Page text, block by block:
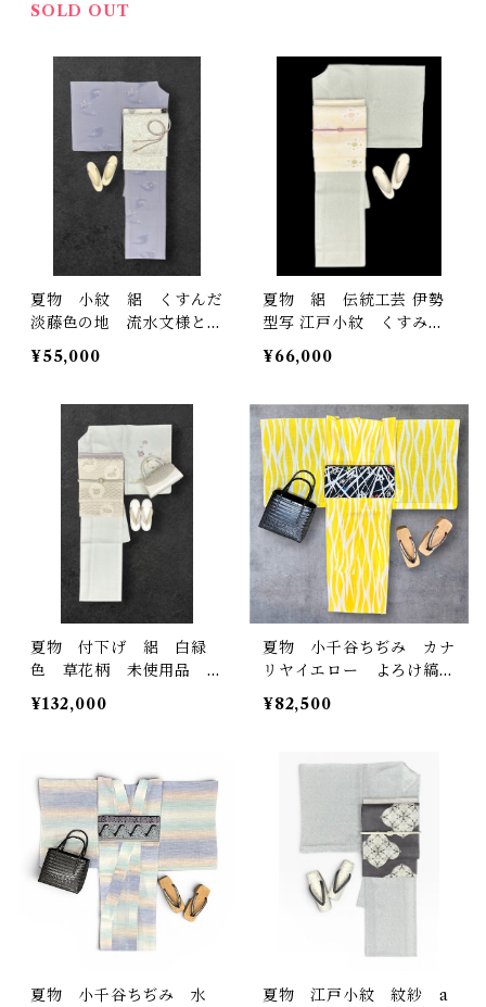
SOLD OUT
夏物 小紋 絽 くすんだ
淡藤色の地 流水文様と抽
象的な水鳥のような素敵な
お柄 裄丈 70㎝ K6977
¥55,000
夏物 絽 伝統工芸 伊勢
型写 江戸小紋 くすみの
ある裏葉柳色 大小あら
れ 反端 しつけ糸つき
¥66,000
夏物 付下げ 絽 白緑
色 草花柄 未使用品 裄
丈 68.5㎝ K6932
¥132,000
夏物 小千谷ちぢみ カナ
リヤイエロー よろけ縞
お仕立て品 証紙あり 裄
丈 71㎝ K7039
¥82,500
夏物 小千谷ちぢみ 水
夏物 江戸小紋 紋紗 a